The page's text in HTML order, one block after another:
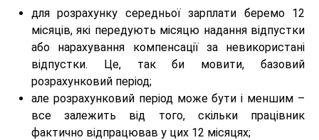
для розрахунку середньої зарплати беремо 12
місяців, які передують місяцю надання відпустки
або нарахування компенсації за невикористані
відпустки. Це, так би мовити, базовий
розрахунковий період;
але розрахунковий період може бути і меншим –
все залежить від того, скільки працівник
фактично відпрацював у цих 12 місяцях;